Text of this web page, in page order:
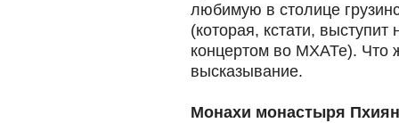
любимую в столице
(которая, кстати,
концертом во МХАТе). Что
высказывание.
Монахи монастыря